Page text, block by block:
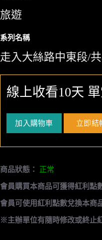
旅遊
系列名稱
走入大絲路中東段/
線上收看10天
加入購物車 立即結
商品狀態： 正常
會員購買本商品可獲得紅利點
會員可使用紅利點數兌換本商
※主辦單位有隨時修改或終止